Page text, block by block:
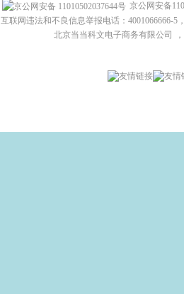
京公网安备
互联网违法和不良信息举报电话：4001066666-5
北京当当科文电子商务有限公司